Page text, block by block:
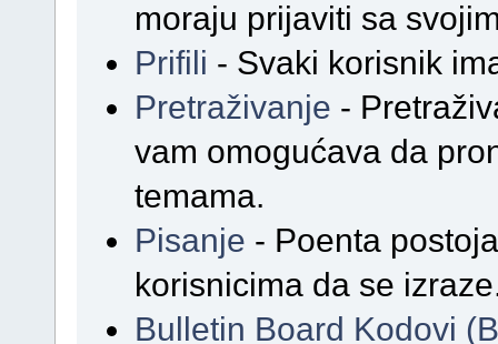
moraju prijaviti sa
Prifili - Svaki korisnik
Pretraživanje -
vam omogućava da
temama.
Pisanje - Poenta
korisnicima da se
Bulletin Board Kodovi